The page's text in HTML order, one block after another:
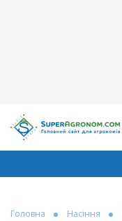
Головна Насіння